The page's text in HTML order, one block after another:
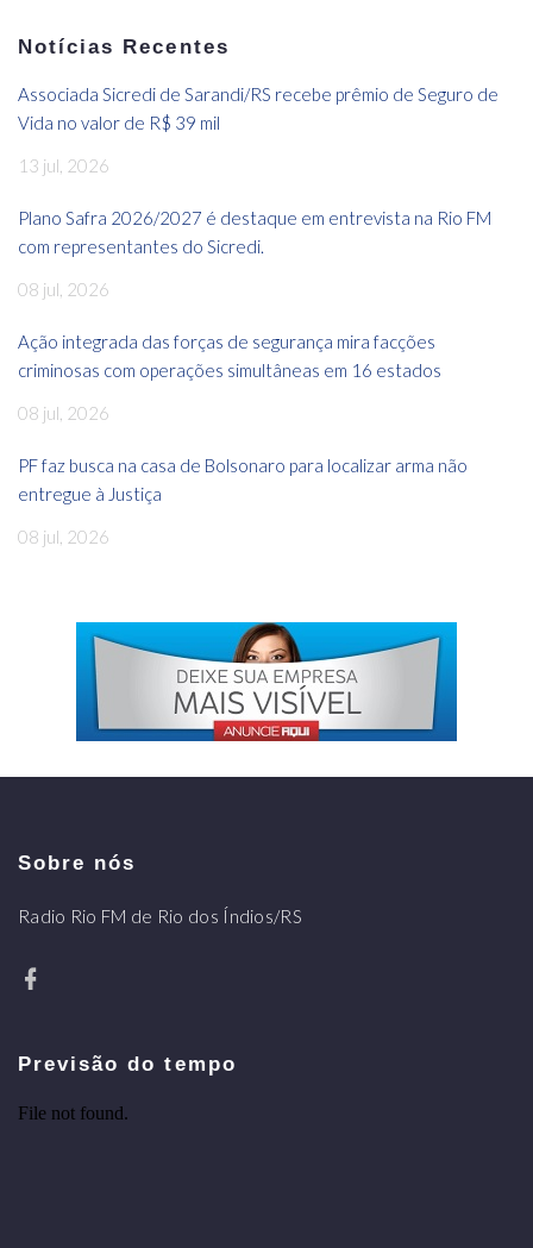
Notícias Recentes
Associada Sicredi de Sarandi/RS recebe prêmio de Seguro de
Vida no valor de R$ 39 mil
13 jul, 2026
Plano Safra 2026/2027 é destaque em entrevista na Rio FM
com representantes do Sicredi.
08 jul, 2026
Ação integrada das forças de segurança mira facções
criminosas com operações simultâneas em 16 estados
08 jul, 2026
PF faz busca na casa de Bolsonaro para localizar arma não
entregue à Justiça
08 jul, 2026
Sobre nós
Radio Rio FM de Rio dos Índios/RS
Previsão do tempo